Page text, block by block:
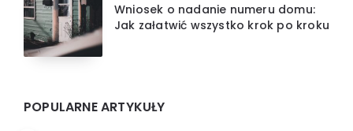
Wniosek o nadanie numeru domu:
Jak załatwić wszystko krok po kroku
POPULARNE ARTYKUŁY